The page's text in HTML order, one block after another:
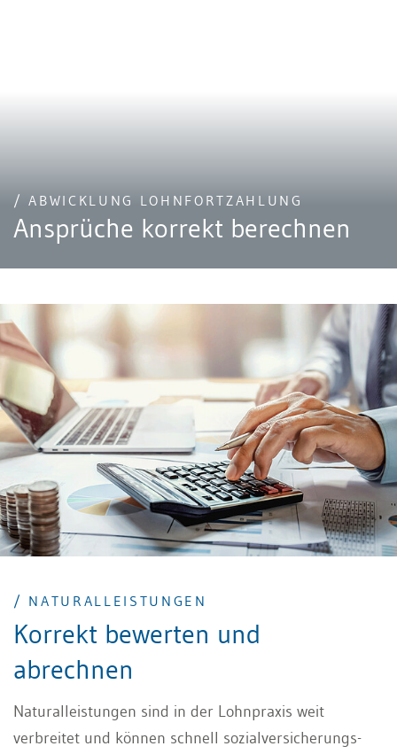
/ ABWICKLUNG LOHNFORTZAHLUNG
Ansprüche korrekt berechnen
/ NATURALLEISTUNGEN
Korrekt bewerten und
abrechnen
Naturalleistungen sind in der Lohnpraxis weit
verbreitet und können schnell sozialversicherungs-